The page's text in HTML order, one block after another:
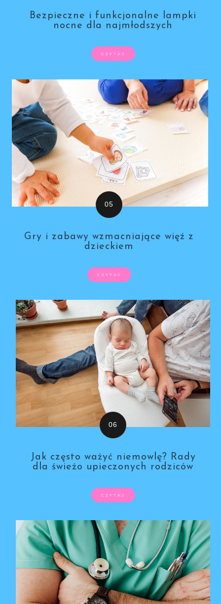
Bezpieczne i funkcjonalne lampki
nocne dla najmłodszych
CZYTAJ
Gry i zabawy wzmacniające więź z
dzieckiem
CZYTAJ
Jak często ważyć niemowlę? Rady
dla świeżo upieczonych rodziców
CZYTAJ